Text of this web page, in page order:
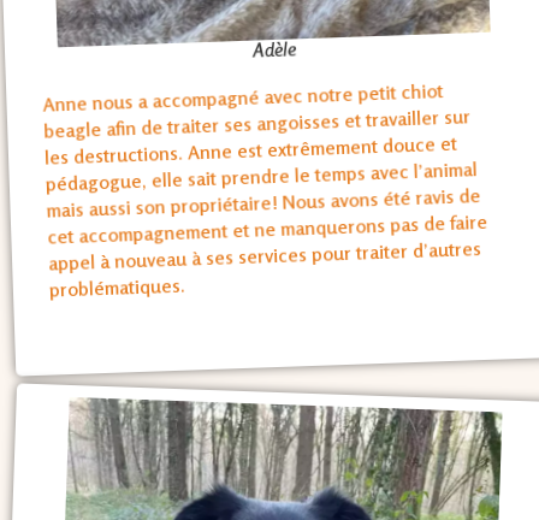
Adèle
Anne nous a accompagné avec notre petit chiot
beagle afin de traiter ses angoisses et travailler sur
les destructions. Anne est extrêmement douce et
pédagogue, elle sait prendre le temps avec l’animal
mais aussi son propriétaire! Nous avons été ravis de
cet accompagnement et ne manquerons pas de faire
appel à nouveau à ses services pour traiter d’autres
problématiques.